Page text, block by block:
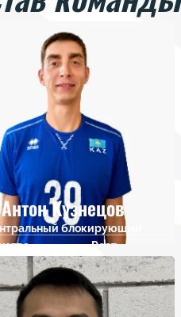
Антон Кузнецов
блокирующий
Рост
204